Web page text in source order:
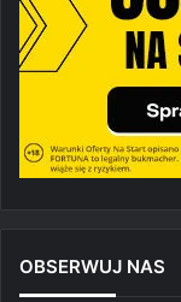
OBSERWUJ NAS